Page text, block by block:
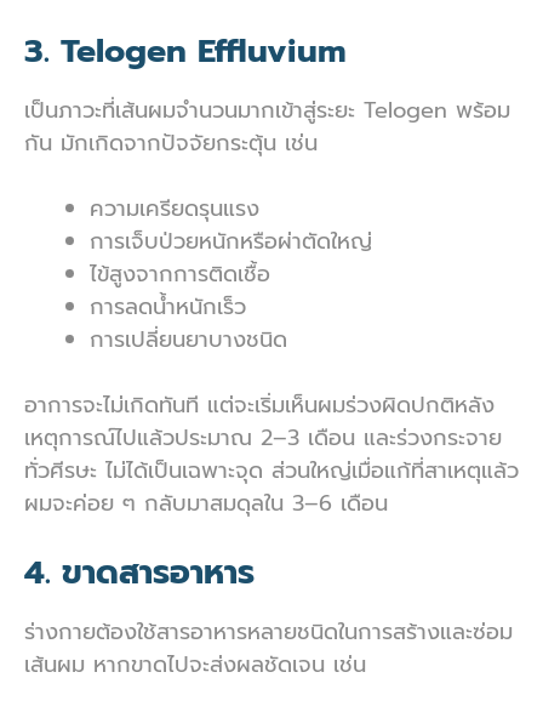
3. Telogen Effluvium
เป็นภาวะที่เส้นผมจำนวนมากเข้าสู่ระยะ Telogen พร้อม
กัน มักเกิดจากปัจจัยกระตุ้น เช่น
ความเครียดรุนแรง
การเจ็บป่วยหนักหรือผ่าตัดใหญ่
ไข้สูงจากการติดเชื้อ
การลดน้ำหนักเร็ว
การเปลี่ยนยาบางชนิด
อาการจะไม่เกิดทันที แต่จะเริ่มเห็นผมร่วงผิดปกติหลัง
เหตุการณ์ไปแล้วประมาณ 2–3 เดือน และร่วงกระจาย
ทั่วศีรษะ ไม่ได้เป็นเฉพาะจุด ส่วนใหญ่เมื่อแก้ที่สาเหตุแล้ว
ผมจะค่อย ๆ กลับมาสมดุลใน 3–6 เดือน
4. ขาดสารอาหาร
ร่างกายต้องใช้สารอาหารหลายชนิดในการสร้างและซ่อม
เส้นผม หากขาดไปจะส่งผลชัดเจน เช่น